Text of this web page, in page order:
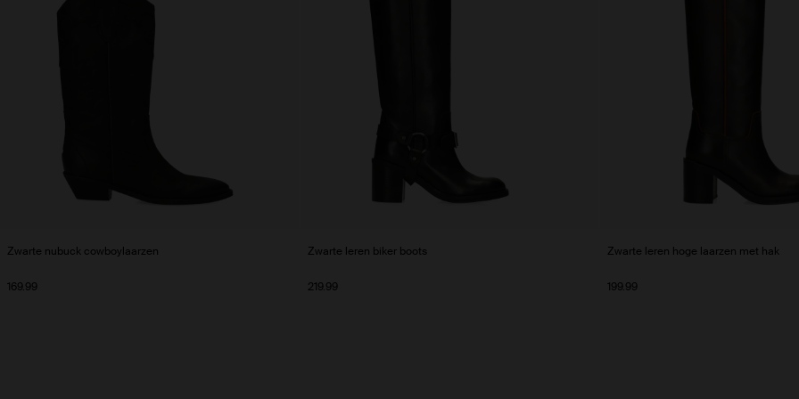
Zwarte nubuck cowboylaarzen
169.99
Zwarte leren biker boots
219.99
Zwarte leren hoge laarzen met hak
199.99